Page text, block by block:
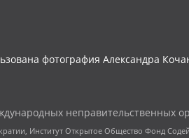
фотография Александра
неправительственных
Институт Открытое Общество Фонд